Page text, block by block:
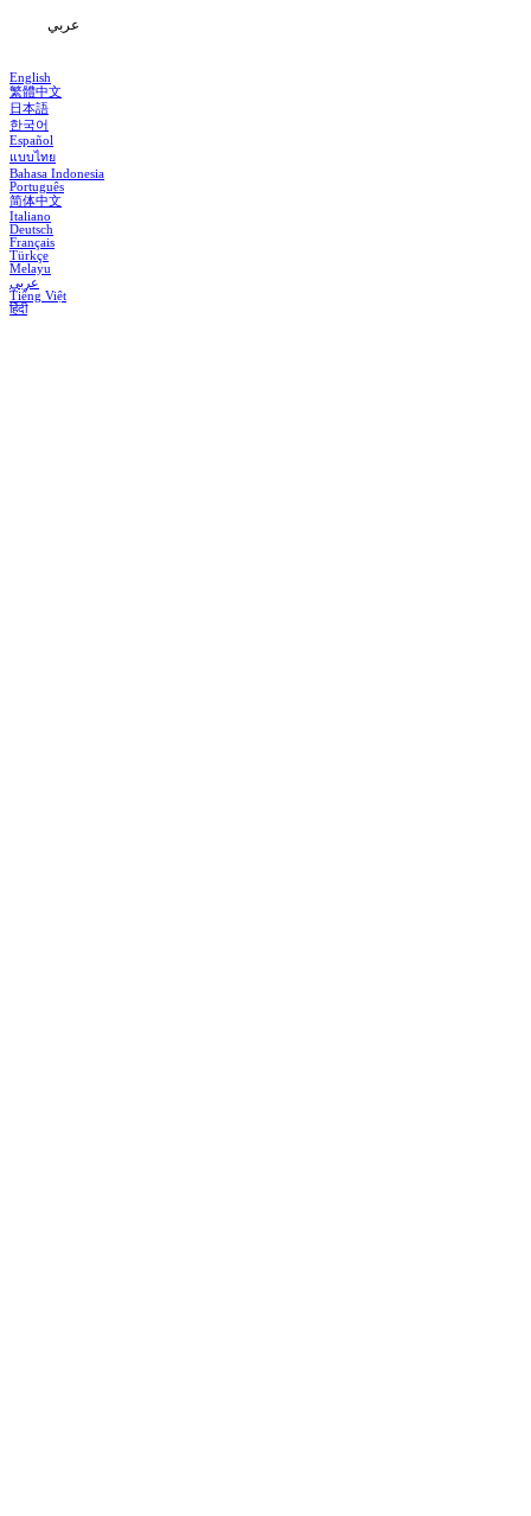
عربي
English
繁體中文
日本語
한국어
Español
แบบไทย
Bahasa Indonesia
Português
简体中文
Italiano
Deutsch
Français
Türkçe
Melayu
عربي
Tiếng Việt
हिंदी